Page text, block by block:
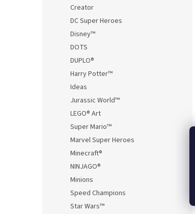
Creator
DC Super Heroes
Disney™
DOTS
DUPLO®
Harry Potter™
Ideas
Jurassic World™
LEGO® Art
Super Mario™
Marvel Super Heroes
Minecraft®
NINJAGO®
Minions
Speed Champions
Star Wars™